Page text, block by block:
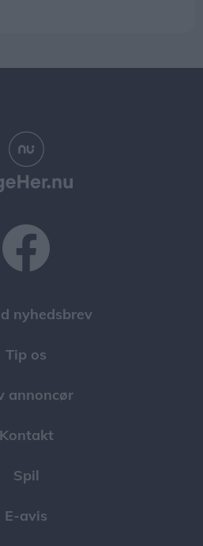
nyhedsbrev
Tip os
annoncør
Kontakt
Spil
E-avis